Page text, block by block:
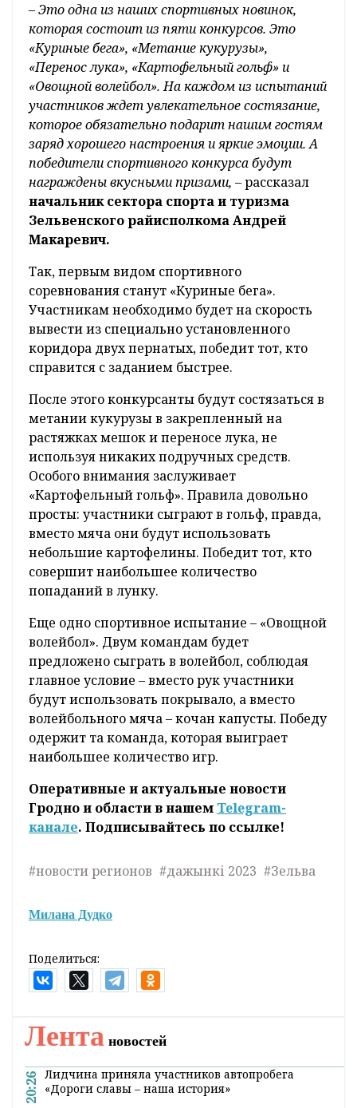
– Это одна из наших спортивных новинок,
которая состоит из пяти конкурсов. Это
«Куриные бега», «Метание кукурузы»,
«Перенос лука», «Картофельный гольф» и
«Овощной волейбол». На каждом из испытаний
участников ждет увлекательное состязание,
которое обязательно подарит нашим гостям
заряд хорошего настроения и яркие эмоции. А
победители спортивного конкурса будут
награждены вкусными призами, –рассказал
начальник сектора спорта и туризма
Зельвенского райисполкома Андрей
Макаревич.
Так, первым видом спортивного
соревнования станут «Куриные бега».
Участникам необходимо будет на скорость
вывести из специально установленного
коридора двух пернатых, победит тот, кто
справится с заданием быстрее.
После этого конкурсанты будут состязаться в
метании кукурузы в закрепленный на
растяжках мешок и переносе лука, не
используя никаких подручных средств.
Особого внимания заслуживает
«Картофельный гольф». Правила довольно
просты: участники сыграют в гольф, правда,
вместо мяча они будут использовать
небольшие картофелины. Победит тот, кто
совершит наибольшее количество
попаданий в лунку.
Еще одно спортивное испытание – «Овощной
волейбол». Двум командам будет
предложено сыграть в волейбол, соблюдая
главное условие – вместо рук участники
будут использовать покрывало, а вместо
волейбольного мяча – кочан капусты. Победу
одержит та команда, которая выиграет
наибольшее количество игр.
Оперативные и актуальные новости
Гродно и области в нашем Telegram-
канале. Подписывайтесь по ссылке!
#новости регионов #дажынкі 2023 #Зельва
Милана Дудко
Поделиться:
Лента новостей
20:26 Лидчина приняла участников автопробега
«Дороги славы – наша история»